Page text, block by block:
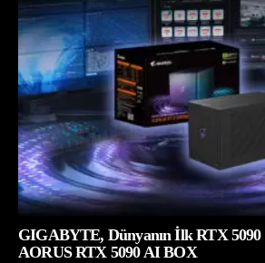
GIGABYTE, Dünyanın İlk RTX 5090
AORUS RTX 5090 AI BOX